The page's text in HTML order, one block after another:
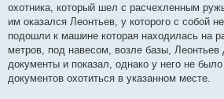
охотника, который шел с расчехленным
им оказался Леонтьев, у которого с собой
подошли к машине которая находилась на
метров, под навесом, возле базы,
документы и показал, однако у него не
документов охотиться в указанном месте.